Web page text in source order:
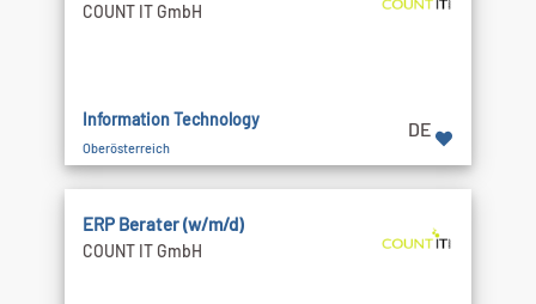
COUNT IT GmbH
Information Technology
Oberösterreich
DE
ERP Berater (w/m/d)
COUNT IT GmbH